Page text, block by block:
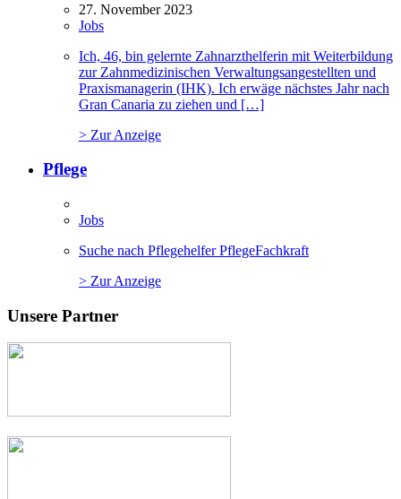
27. November 2023
Jobs
Ich, 46, bin gelernte Zahnarzthelferin mit Weiterbildung
zur Zahnmedizinischen Verwaltungsangestellten und
Praxismanagerin (IHK). Ich erwäge nächstes Jahr nach
Gran Canaria zu ziehen und […]
> Zur Anzeige
Pflege
Jobs
Suche nach Pflegehelfer PflegeFachkraft
> Zur Anzeige
Unsere Partner